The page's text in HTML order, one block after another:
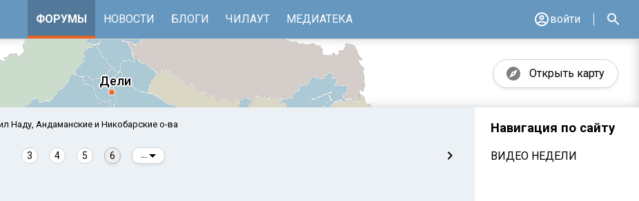
ФОРУМЫ НОВОСТИ БЛОГИ ЧИЛАУТ МЕДИАТЕКА войти
Открыть карту
Наду, Андаманские и Никобарские о-ва
3 4 5 6
Навигация по сайту
ВИДЕО НЕДЕЛИ